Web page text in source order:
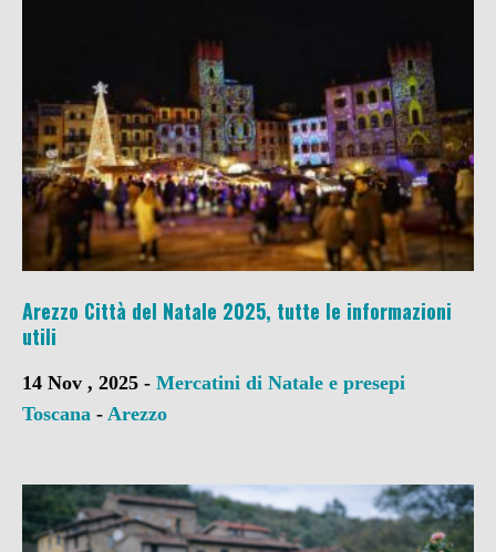
Arezzo Città del Natale 2025, tutte le informazioni
utili
14 Nov , 2025 - Mercatini di Natale e presepi
Toscana - Arezzo